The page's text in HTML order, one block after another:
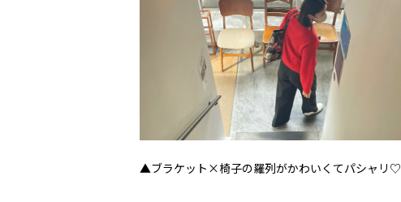
▲ブラケット×椅子の羅列がかわいくてパシャリ♡